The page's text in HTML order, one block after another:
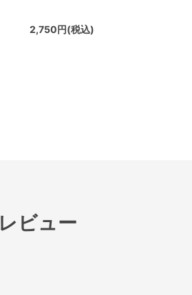
2,750円(税込)
レビュー